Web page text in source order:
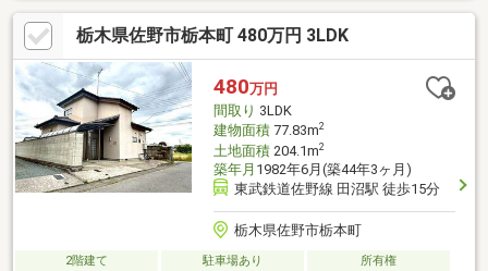
栃木県佐野市栃本町 480万円 3LDK
480万円
間取り 3LDK
建物面積77.83m2
土地面積204.1m2
築年月 1982年6月(築44年3ヶ月)
東武鉄道佐野線 田沼駅 徒歩15分
栃木県佐野市栃本町
2階建て 駐車場あり
所有権